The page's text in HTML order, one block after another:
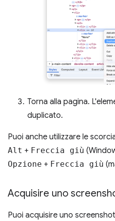
Torna alla pagina.
duplicato.
Puoi anche utilizzare le
Alt + Freccia giù
Opzione + Freccia giù
Acquisire uno
Puoi acquisire uno